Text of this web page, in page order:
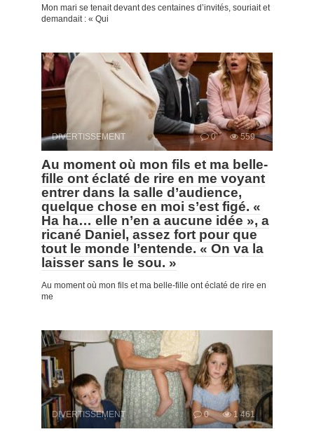
Mon mari se tenait devant des centaines d’invités, souriait et
demandait : « Qui
DIVERTISSEMENT 0 559
Au moment où mon fils et ma belle-
fille ont éclaté de rire en me voyant
entrer dans la salle d’audience,
quelque chose en moi s’est figé. «
Ha ha… elle n’en a aucune idée », a
ricané Daniel, assez fort pour que
tout le monde l’entende. « On va la
laisser sans le sou. »
Au moment où mon fils et ma belle-fille ont éclaté de rire en
me
DIVERTISSEMENT 0 1 461